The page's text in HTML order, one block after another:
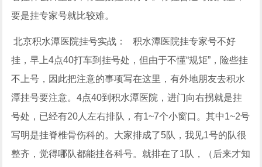
要是挂专家号就比较难。
北京积水潭医院挂号实战： 积水潭医院挂专家号不好
挂，早上4点40打车到挂号处，但由于不懂“规矩”，险些挂
不上号，因此把注意的事项写在这里，有外地朋友去积水
潭挂号要注意。4点40到积水潭医院，进门向右拐就是挂
号处，已经有20人左右排队，有1~7个小窗口。其中1~2号
写明是挂脊椎骨伤科的。大家排成了5队，我见1号的队很
整齐，觉得哪队都能挂各科号。就排在了1队，（后来才知